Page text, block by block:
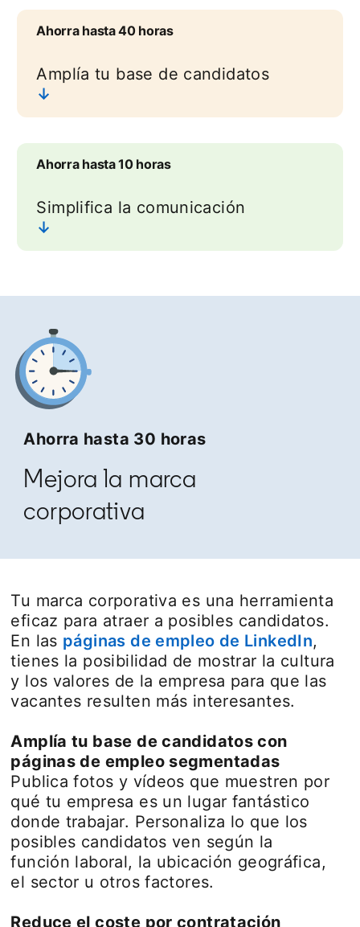
Ahorra hasta 40 horas
Amplía tu base de candidatos
↓
Ahorra hasta 10 horas
Simplifica la comunicación
↓
Ahorra hasta 30 horas
Mejora la marca
corporativa
Tu marca corporativa es una herramienta
eficaz para atraer a posibles candidatos.
En las páginas de empleo de LinkedIn,
tienes la posibilidad de mostrar la cultura
y los valores de la empresa para que las
vacantes resulten más interesantes.
Amplía tu base de candidatos con
páginas de empleo segmentadas
Publica fotos y vídeos que muestren por
qué tu empresa es un lugar fantástico
donde trabajar. Personaliza lo que los
posibles candidatos ven según la
función laboral, la ubicación geográfica,
el sector u otros factores.
Reduce el coste por contratación